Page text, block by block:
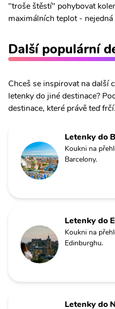
"troše štěstí" pohybovat
maximálních teplot -
Další populární
Chceš se inspirovat na další
letenky do jiné destinace?
destinace, které právě teď frčí.
Letenky do
Koukni na
Barcelony.
Letenky do
Koukni na
Edinburghu.
Letenky do